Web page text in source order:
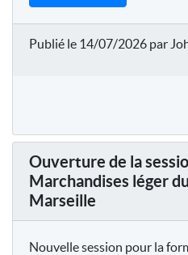
Publié le 14/07/2026 par
Ouverture de la
Marchandises léger
Marseille
Nouvelle session pour la